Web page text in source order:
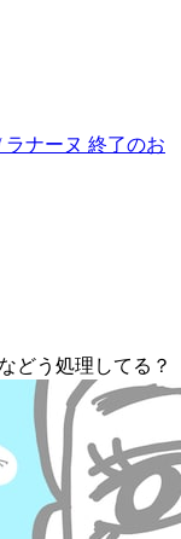
ラナーヌ 終了のお
どう処理してる？